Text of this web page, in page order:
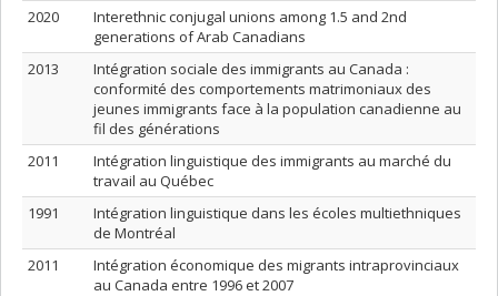
2020
Interethnic conjugal unions among 1.5 and 2nd
generations of Arab Canadians
2013
Intégration sociale des immigrants au Canada :
conformité des comportements matrimoniaux des
jeunes immigrants face à la population canadienne au
fil des générations
2011
Intégration linguistique des immigrants au marché du
travail au Québec
1991
Intégration linguistique dans les écoles multiethniques
de Montréal
2011
Intégration économique des migrants intraprovinciaux
au Canada entre 1996 et 2007